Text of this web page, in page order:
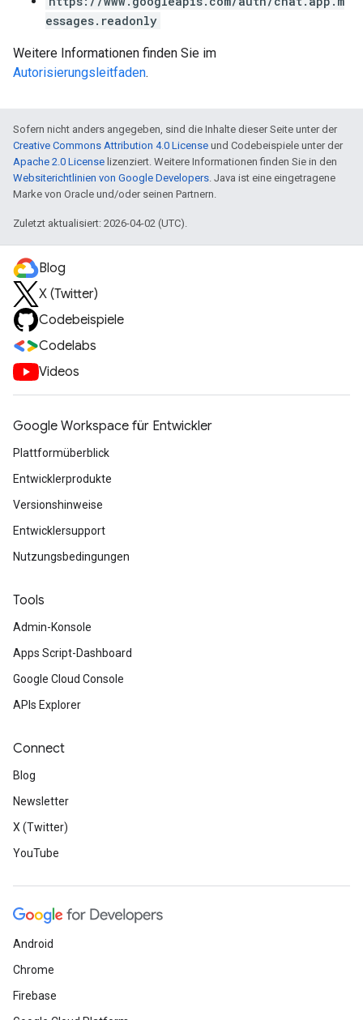
essages.readonly
Weitere Informationen finden Sie im
Autorisierungsleitfaden.
Sofern nicht anders angegeben, sind die Inhalte dieser Seite unter der
Creative Commons Attribution 4.0 License und Codebeispiele unter der
Apache 2.0 License lizenziert. Weitere Informationen finden Sie in den
Websiterichtlinien von Google Developers. Java ist eine eingetragene
Marke von Oracle und/oder seinen Partnern.
Zuletzt aktualisiert: 2026-04-02 (UTC).
Blog
X (Twitter)
Codebeispiele
Codelabs
Videos
Google Workspace für Entwickler
Plattformüberblick
Entwicklerprodukte
Versionshinweise
Entwicklersupport
Nutzungsbedingungen
Tools
Admin-Konsole
Apps Script-Dashboard
Google Cloud Console
APIs Explorer
Connect
Blog
Newsletter
X (Twitter)
YouTube
Android
Chrome
Firebase